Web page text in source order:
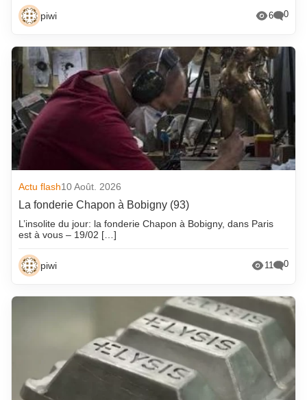
piwi 6 0
Actu flash10 Août. 2026
La fonderie Chapon à Bobigny (93)
L’insolite du jour: la fonderie Chapon à Bobigny, dans Paris
est à vous – 19/02 […]
piwi 11 0